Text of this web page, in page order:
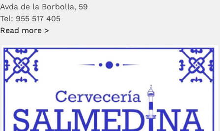
Avda de la Borbolla, 59
Tel: 955 517 405
Read more >